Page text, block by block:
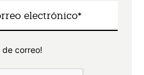
de correo!